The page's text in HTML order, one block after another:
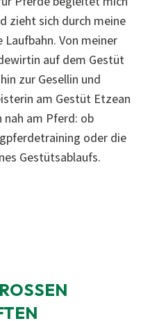
zieht sich durch meine
Von meiner
auf dem Gestüt
zur Gesellin und
am Gestüt Etzean
nah am Pferd: ob
oder die
Gestütsablaufs.
L